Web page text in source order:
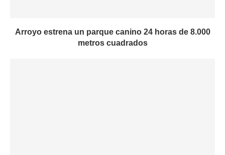
Arroyo estrena un parque canino 24 horas de 8.000
metros cuadrados